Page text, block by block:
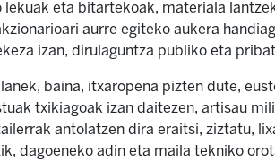
eta bitartekoak, materiala
aurre egiteko aukera
izan, dirulaguntza publiko eta
baina, itxaropena pizten dute,
txikiagoak izan daitezen, artisau
antolatzen dira eraitsi, ziztatu,
dagoeneko adin eta maila tekniko